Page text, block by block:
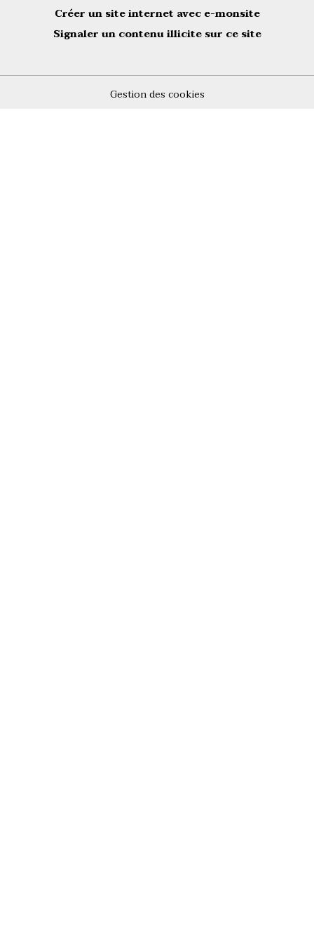
Créer un site internet avec e-monsite
Signaler un contenu illicite sur ce site
Gestion des cookies